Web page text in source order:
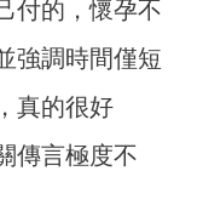
付的，懷孕不
強調時間僅短
真的很好
傳言極度不